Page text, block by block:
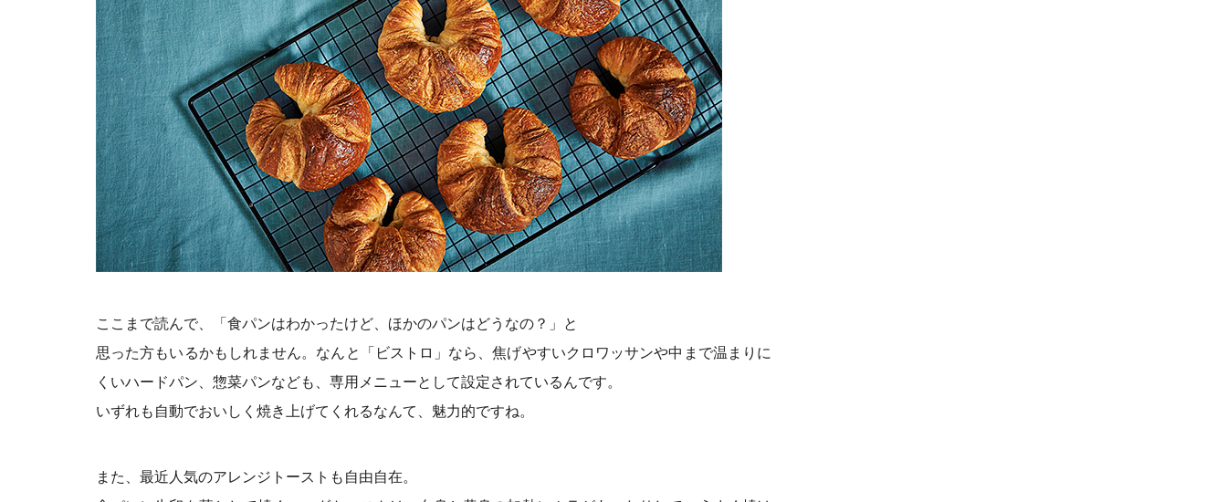
ここまで読んで、「食パンはわかったけど、ほかのパンはどうなの？」と
思った方もいるかもしれません。なんと「ビストロ」なら、焦げやすいクロワッサンや中まで温まりに
くいハードパン、惣菜パンなども、専用メニューとして設定されているんです。
いずれも自動でおいしく焼き上げてくれるなんて、魅力的ですね。
また、最近人気のアレンジトーストも自由自在。